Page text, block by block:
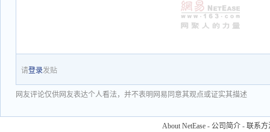
请登录发贴
网友评论仅供网友表达个人看法，并不表明网易同意其观点或证实其描述
About NetEase - 公司简介 - 联系方